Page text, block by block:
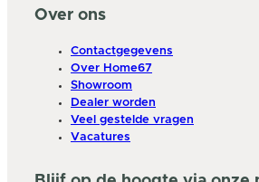
Over ons
Contactgegevens
Over Home67
Showroom
Dealer worden
Veel gestelde vragen
Vacatures